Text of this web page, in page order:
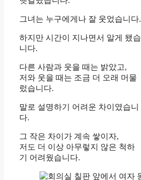
그녀는 누구에게나 잘 웃었습니다.
하지만 시간이 지나면서 알게 됐습
니다.
다른 사람과 웃을 때는 밝았고,
저와 웃을 때는 조금 더 오래 머물
렀습니다.
말로 설명하기 어려운 차이였습니
다.
그 작은 차이가 계속 쌓이자,
저도 더 이상 아무렇지 않은 척하
기 어려웠습니다.